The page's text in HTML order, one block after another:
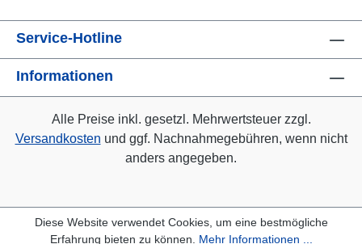
Service-Hotline
Informationen
Alle Preise inkl. gesetzl. Mehrwertsteuer zzgl.
Versandkosten und ggf. Nachnahmegebühren, wenn nicht
anders angegeben.
Diese Website verwendet Cookies, um eine bestmögliche
Erfahrung bieten zu können. Mehr Informationen ...